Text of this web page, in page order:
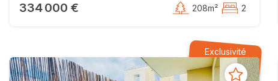
334 000 € 208m² 2
Exclusivité